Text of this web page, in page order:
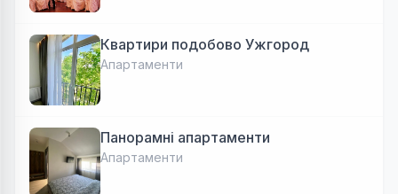
Квартири подобово Ужгород
Апартаменти
Панорамні апартаменти
Апартаменти